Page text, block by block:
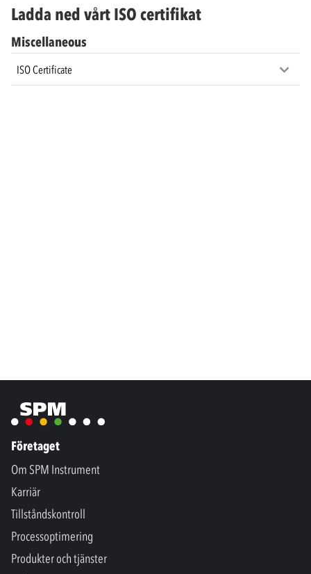
Ladda ned vårt ISO certifikat
Miscellaneous
ISO Certificate
Företaget
Om SPM Instrument
Karriär
Tillståndskontroll
Processoptimering
Produkter och tjänster